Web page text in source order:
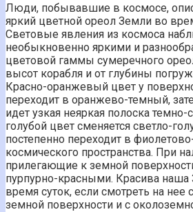
Люди, побывавшие в космосе,
яркий цветной ореол Земли во
Световые явления из космоса
необыкновенно яркими и
цветовой гаммы сумеречного
высот корабля и от глубины
Красно-оранжевый цвет у
переходит в оранжево-темный,
идет узкая неяркая полоска темно-
голубой цвет сменяется светло-
постепенно переходит в
космического пространства. При
прилегающие к земной
пурпурно-красными. Красива
время суток, если смотреть на нее
земной поверхности и с